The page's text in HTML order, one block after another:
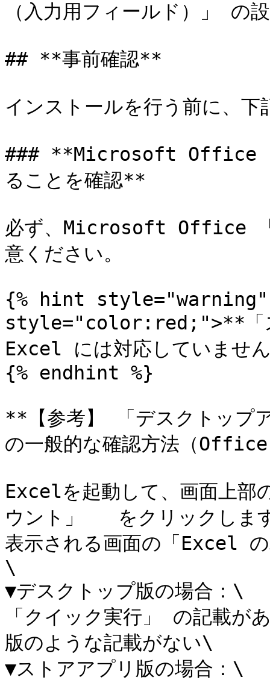
（入力用フィールド）」 の
## **事前確認**
インストールを行う前に、
### **Microsoft Office 「
ることを確認**
必ず、Microsoft Office 「
意ください。
{% hint style="warning"
style="color:red;">**「ス
Excel には対応していませ
{% endhint %}
**【参考】 「デスクトップ
の一般的な確認方法（
Excelを起動して、画面上
ウント」   をクリックしま
表示される画面の「Excel
\
▼デスクトップ版の場合：\
「クイック実行」 の記載が
版のような記載がない\
▼ストアアプリ版の場合：\